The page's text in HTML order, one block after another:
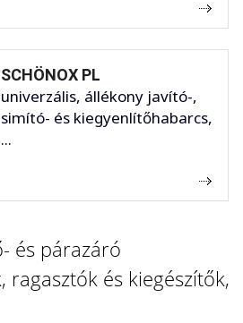
SCHÖNOX PL
univerzális, állékony javító-,
simító- és kiegyenlítőhabarcs,
...
és párazáró
ragasztók és kiegészítők,